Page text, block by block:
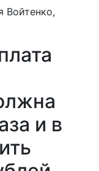
Войтенко,
и в